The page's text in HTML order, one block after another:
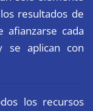
resultados de
afianzarse cada
aplican con
los recursos